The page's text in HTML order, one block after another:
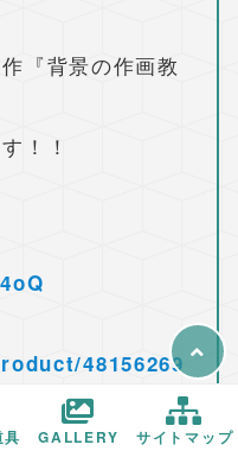
『背景の作画教
！！
48156269
GALLERY サイトマップ